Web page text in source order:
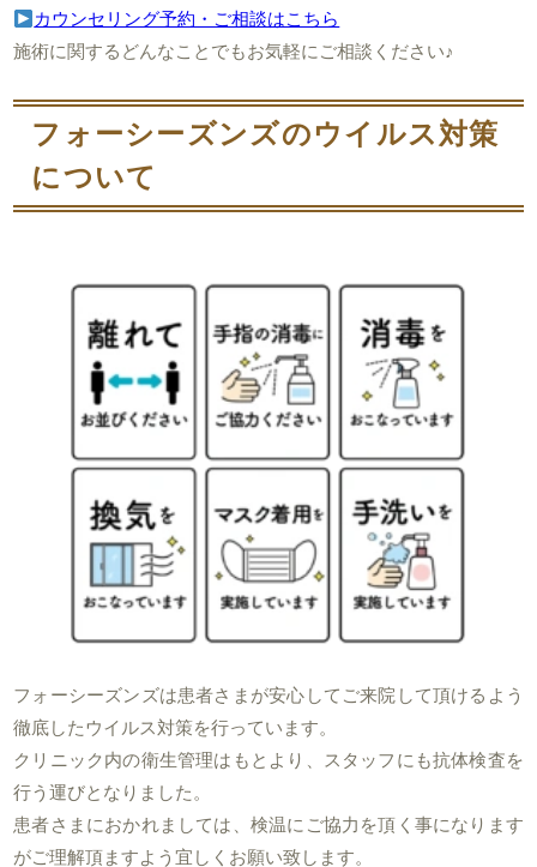
カウンセリング予約・ご相談はこちら
施術に関するどんなことでもお気軽にご相談ください♪
フォーシーズンズのウイルス対策
について
フォーシーズンズは患者さまが安心してご来院して頂けるよう
徹底したウイルス対策を行っています。
クリニック内の衛生管理はもとより、スタッフにも抗体検査を
行う運びとなりました。
患者さまにおかれましては、検温にご協力を頂く事になります
がご理解頂ますよう宜しくお願い致します。